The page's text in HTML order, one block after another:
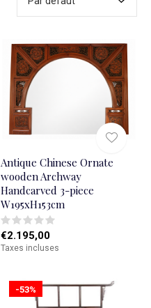
Antique Chinese Ornate
wooden Archway
Handcarved 3-piece
W195xH153cm
€2.195,00
Taxes incluses
-53%